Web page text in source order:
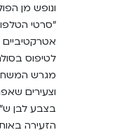
ונופש מן
"סרטי
לטיפוס
מגרש
וצעירים
בצבע לבן
הזעירה